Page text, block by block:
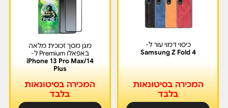
כיסוי דמוי עור ל-
Samsung Z Fold 4
המכירה בסיטונאות
בלבד
מגן מסך זכוכית מלאה
באפאלו Premium ל-
iPhone 13 Pro Max/14
Plus
המכירה בסיטונאות
בלבד